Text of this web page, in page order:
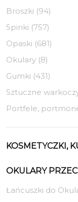
Broszki (94)
Spinki (757)
Opaski (681)
Okulary (8)
Gumki (431)
Sztuczne
Portfele,
KOSMETYCZKI,
OKULARY
Łańcuszki do